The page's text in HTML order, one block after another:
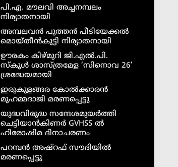
പി.എ. മൗലവി അച്ചനമ്പലം
നിര്യാതനായി
അമ്പലവൻ പുത്തൻ പീടിയേക്കൽ
മൊയ്തീൻകുട്ടി നിര്യാതനായി
ഊരകം കിഴ്മുറി ജി.എൽ.പി.
സ്കൂൾ ശാസ്ത്രമേള ‘സിനൊവ 26’
ശ്രദ്ധേയമായി
ഇരുകുളങ്ങര കോൽക്കാരൻ
മുഹമ്മദാജി മരണപ്പെട്ടു
യുദ്ധവിരുദ്ധ സന്ദേശമുയർത്തി
ചെട്ടിയാൻകിണർ GVHSS ൽ
ഹിരോഷിമ ദിനാചരണം
പറമ്പൻ അഷ്‌റഫ് സൗദിയിൽ
മരണപ്പെട്ടു